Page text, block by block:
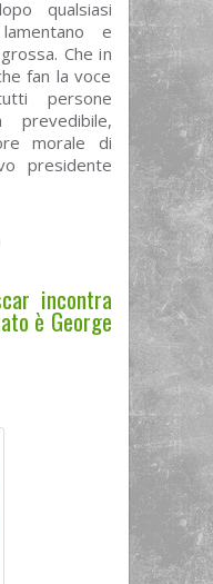
qualsiasi
e
Che in
fan la voce
persone
prevedibile,
morale di
presidente
incontra
è George